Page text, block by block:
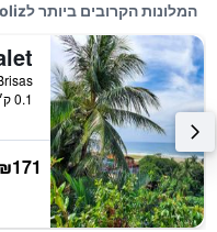
המלונות הקרובים ביותר לCasa Soliz
0.1 ק״מ ממרכז העיר